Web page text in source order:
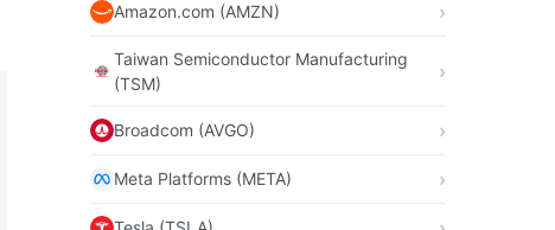
Amazon.com (AMZN)
Taiwan Semiconductor Manufacturing
(TSM)
Broadcom (AVGO)
Meta Platforms (META)